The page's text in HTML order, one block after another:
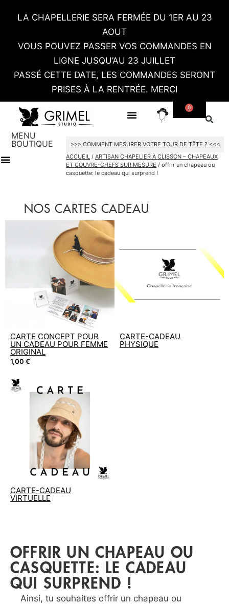
LA CHAPELLERIE SERA FERMÉE DU 1ER AU 23
AOUT
VOUS POUVEZ PASSER VOS COMMANDES EN
LIGNE JUSQU’AU 23 JUILLET
PASSÉ CETTE DATE, LES COMMANDES SERONT
PRISES À LA RENTRÉE. MERCI
0
MENU
BOUTIQUE
>>> COMMENT MESURER VOTRE TOUR DE TÊTE ? <<<
ACCUEIL /ARTISAN CHAPELIER À CLISSON – CHAPEAUX
ET COUVRE-CHEFS SUR MESURE / offrir un chapeau ou
casquette: le cadeau qui surprend !
NOS CARTES CADEAU
CARTE CONCEPT POUR
UN CADEAU POUR FEMME
ORIGINAL
1,00 €
CARTE-CADEAU
PHYSIQUE
CARTE-CADEAU
VIRTUELLE
OFFRIR UN CHAPEAU OU
CASQUETTE: LE CADEAU
QUI SURPREND !
Ainsi, tu souhaites offrir un chapeau ou